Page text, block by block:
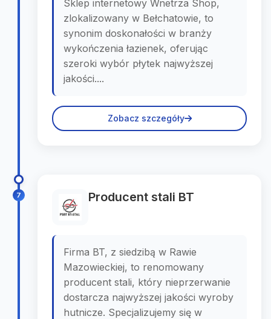
Sklep internetowy Wnetrza Shop,
zlokalizowany w Bełchatowie, to
synonim doskonałości w branży
wykończenia łazienek, oferując
szeroki wybór płytek najwyższej
jakości....
Zobacz szczegóły
7 Producent stali BT
Firma BT, z siedzibą w Rawie
Mazowieckiej, to renomowany
producent stali, który nieprzerwanie
dostarcza najwyższej jakości wyroby
hutnicze. Specjalizujemy się w